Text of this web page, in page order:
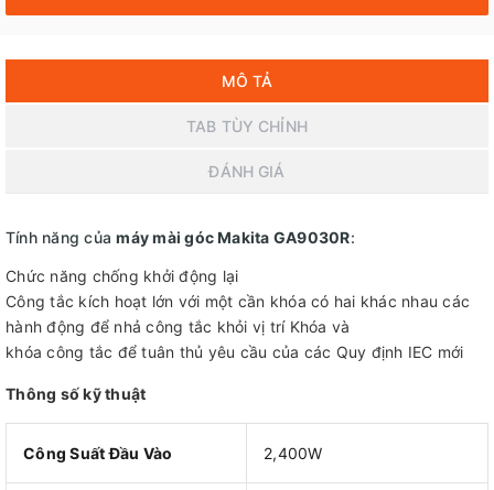
MÔ TẢ
TAB TÙY CHỈNH
ĐÁNH GIÁ
Tính năng củamáy mài góc Makita GA9030R:
Chức năng chống khởi động lại
Công tắc kích hoạt lớn với một cần khóa có hai khác nhau các
hành động để nhả công tắc khỏi vị trí Khóa và
khóa công tắc để tuân thủ yêu cầu của các Quy định IEC mới
Thông số kỹ thuật
Công Suất Đầu Vào 2,400W